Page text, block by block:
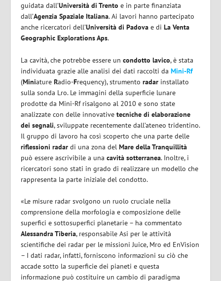
guidata dall’Università di Trento e in parte finanziata
dall’Agenzia Spaziale Italiana. Ai lavori hanno partecipato
anche ricercatori dell’Università di Padova e diLa Venta
Geographic Explorations Aps.
La cavità, che potrebbe essere uncondotto lavico, è stata
individuata grazie alle analisi dei dati raccolti daMini-Rf
(MiniatureRadio-Frequency), strumento radar installato
sulla sonda Lro. Le immagini della superficie lunare
prodotte da Mini-Rf risalgono al 2010 e sono state
analizzate con delle innovativetecniche di elaborazione
dei segnali, sviluppate recentemente dall’ateneo tridentino.
Il gruppo di lavoro ha così scoperto che una parte delle
riflessioni radar di una zona delMare della Tranquillità
può essere ascrivibile a unacavità sotterranea. Inoltre, i
ricercatori sono stati in grado di realizzare un modello che
rappresenta la parte iniziale del condotto.
«Le misure radar svolgono un ruolo cruciale nella
comprensione della morfologia e composizione delle
superfici e sottosuperfici planetarie – ha commentato
Alessandra Tiberia, responsabile Asi per le attività
scientifiche dei radar per le missioni Juice, Mro ed EnVision
– I dati radar, infatti, forniscono informazioni su ciò che
accade sotto la superficie dei pianeti e questa
informazione può costituire un cambio di paradigma